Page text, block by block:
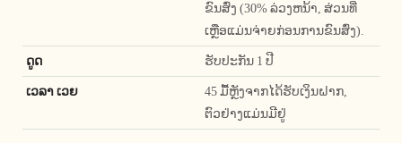
ຂົນສົ່ງ (30% ລ່ວງຫນ້າ, ສ່ວນທີ່
ເຫຼືອແມ່ນຈ່າຍກ່ອນການຂົນສົ່ງ).
ດູດ ຮັບປະກັນ 1 ປີ
ເວລາ ເວຍ
45 ມື້ຫຼັງຈາກໄດ້ຮັບເງິນຝາກ,
ຕົວຢ່າງແມ່ນມີຢູ່